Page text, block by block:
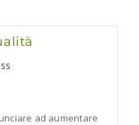
ad aumentare